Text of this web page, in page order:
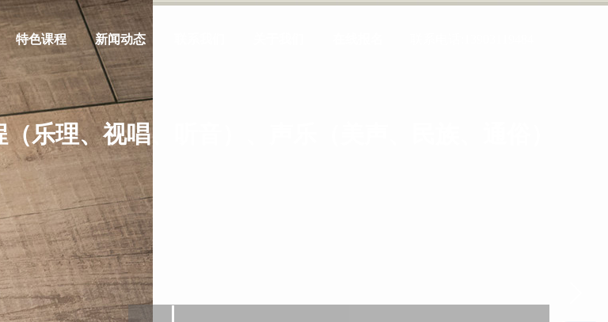
特色课程 新闻动态
乐理、视唱、听音）、声乐（美声、民族、通俗）及